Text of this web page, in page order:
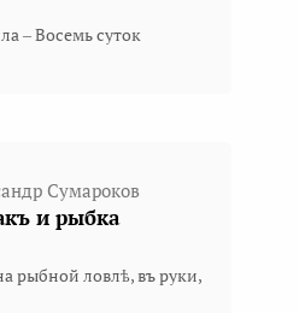
– Восемь суток
Сумароков
и рыбка
рыбной ловлѣ, въ руки,